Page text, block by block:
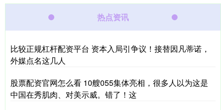
热点资讯
比较正规杠杆配资平台 资本入局引争议！接替因凡蒂诺，
外媒点名这几人
股票配资官网怎么看 10艘055集体亮相，很多人以为这是
中国在秀肌肉、对美示威。错了！这